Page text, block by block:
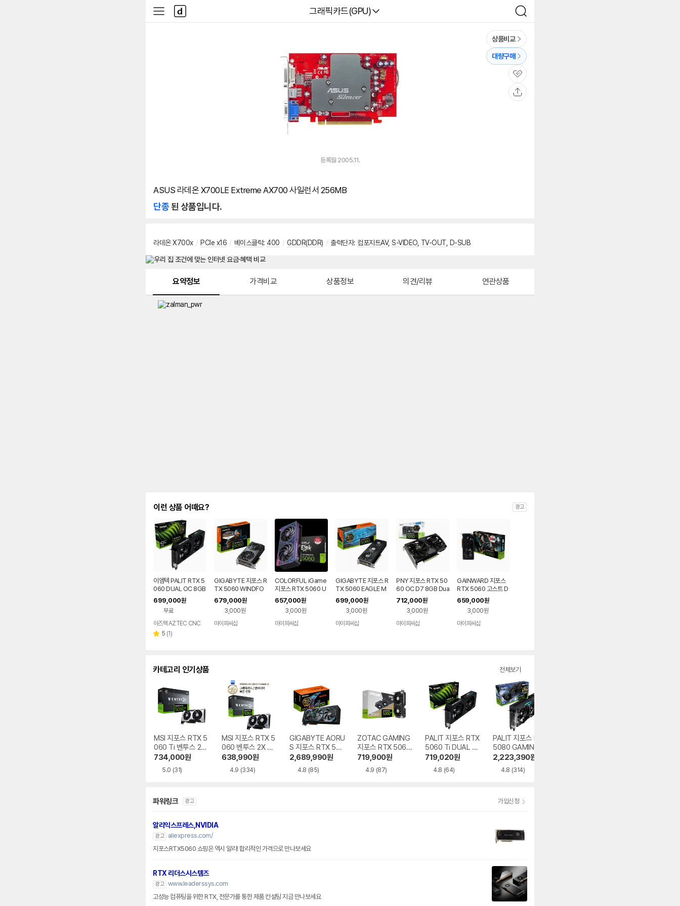
다나와
그래픽카드(GPU)
검
색
사
이
다
나
와
상품비교
대량구매
관
심
등록월 2005.11.
ASUS 라데온 X700LE Extreme AX700 사일런서 256MB
단종된 상품입니다.
라데온 X700x / PCIe x16 / 베이스클럭: 400 / GDDR(DDR) / 출력단자: 컴포지트AV, S-VIDEO, TV-OUT D-SUB
요약정보 가격비교 상품정보 의견/리뷰 연관상품
이런 상품 어때요? 광고
이엠텍 PALIT RTX 5
060 DUAL OC 8GB
GDDR7 그래픽카드
게이밍 VGA
699,000원
무료
아즈텍 AZTEC CNC
별 5 리
(1)
GIGABYTE 지포스 R
TX 5060 WINDFO
RCE OC D7 8GB 피
씨디렉트
679,000원
3,000원
마이피씨샵
COLORFUL iGame
지포스 RTX 5060 U
LTRA DUO OC D7
8GB 도우정보
657,000원
3,000원
마이피씨샵
GIGABYTE 지포스 R
TX 5060 EAGLE M
AX OC D7 8GB 제이
씨현
699,000원
3,000원
마이피씨샵
PNY 지포스 RTX 50
60 OC D7 8GB Dua
l Fan 제이씨현
712,000원
3,000원
마이피씨샵
GAINWARD 지포스
RTX 5060 고스트 D
7 8GB
659,000원
3,000원
마이피씨샵
카테고리 인기상품 전체보기
MSI 지포스 RTX 5
060 Ti 벤투스 2X
OC 플러스 D7 8G
734,000원
5.0 (31)
MSI 지포스 RTX 5
060 벤투스 2X OC
D7 8GB
638,990원
4.9 (334)
GIGABYTE AORU
S 지포스 RTX 508
0 MASTER D7 16
GB 제이씨현
2,689,990원
4.8 (85)
ZOTAC GAMING
지포스 RTX 5060
Ti Twin Edge OC
D7 8GB
719,900원
4.9 (87)
PALIT 지포스 RTX
5060 Ti DUAL D
7 8GB 이엠텍
719,020원
4.8 (64)
PALIT 지포스 RTX
5080 GAMINGPR
O D7 16GB 이엠텍
2,223,390원
4.8 (314)
파워링크 광고 가입신청
알리익스프레스,NVIDIA
광고
aliexpress.com/
지포스RTX5060 쇼핑은 역시 알리! 합리적인 가격으로 만나보세요
RTX 리더스시스템즈
광고 www.leaderssys.com
고성능 컴퓨팅을 위한 RTX, 전문가를 통한 제품 컨설팅 지금 만나보세요